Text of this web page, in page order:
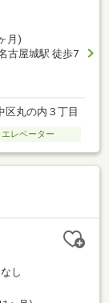
月)
古屋城駅 徒歩7
区丸の内３丁目
エレベーター
なし